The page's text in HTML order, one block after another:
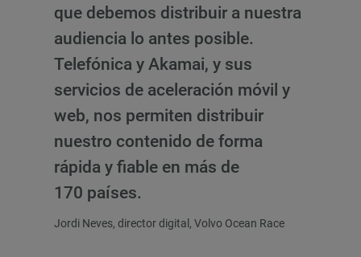
que debemos distribuir a nuestra
audiencia lo antes posible.
Telefónica y Akamai, y sus
servicios de aceleración móvil y
web, nos permiten distribuir
nuestro contenido de forma
rápida y fiable en más de
170 países.
Jordi Neves, director digital, Volvo Ocean Race